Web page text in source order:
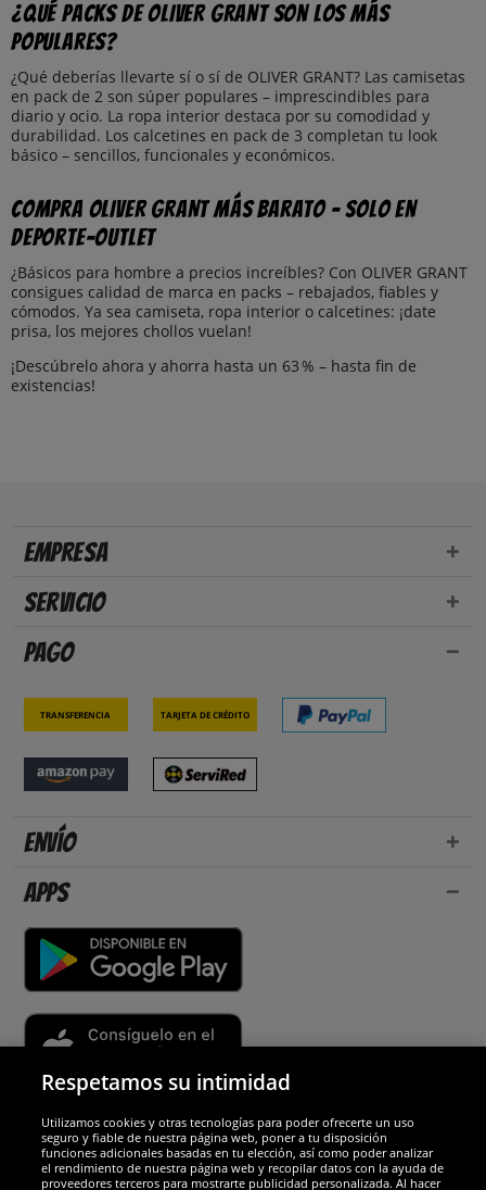
¿Qué packs de OLIVER GRANT son los más
populares?
¿Qué deberías llevarte sí o sí de OLIVER GRANT? Las camisetas
en pack de 2 son súper populares – imprescindibles para
diario y ocio. La ropa interior destaca por su comodidad y
durabilidad. Los calcetines en pack de 3 completan tu look
básico – sencillos, funcionales y económicos.
Compra OLIVER GRANT más barato – solo en
Deporte-Outlet
¿Básicos para hombre a precios increíbles? Con OLIVER GRANT
consigues calidad de marca en packs – rebajados, fiables y
cómodos. Ya sea camiseta, ropa interior o calcetines: ¡date
prisa, los mejores chollos vuelan!
¡Descúbrelo ahora y ahorra hasta un 63 % – hasta fin de
existencias!
Empresa
Servicio
Pago
Transferencia Tarjeta de crédito
Envío
Apps
Socios y seguridad
Galardones
Respetamos su intimidad
Utilizamos cookies y otras tecnologías para poder ofrecerte un uso
seguro y fiable de nuestra página web, poner a tu disposición
funciones adicionales basadas en tu elección, así como poder analizar
el rendimiento de nuestra página web y recopilar datos con la ayuda de
proveedores terceros para mostrarte publicidad personalizada. Al hacer